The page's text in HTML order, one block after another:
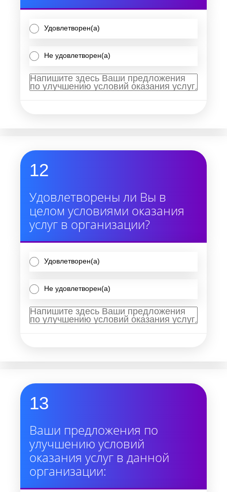
Удовлетворен(а)
Не удовлетворен(а)
12
Удовлетворены ли Вы в
целом условиями оказания
услуг в организации?
Удовлетворен(а)
Не удовлетворен(а)
13
Ваши предложения по
улучшению условий
оказания услуг в данной
организации: